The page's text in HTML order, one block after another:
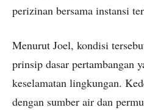
perizinan bersama instansi
Menurut Joel, kondisi
prinsip dasar pertambangan
keselamatan lingkungan.
dengan sumber air dan